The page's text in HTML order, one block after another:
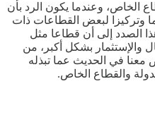
الخاص، وعندما يكون الرد بأن
وتركيزا لبعض القطاعات ذات
الصدد إلى أن قطاعا مثل
والإستثمار بشكل أكبر، من
معنا في الحديث عما تبذله
والقطاع الخاص.